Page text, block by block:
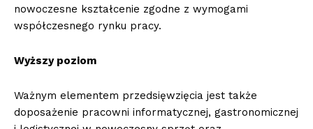
nowoczesne kształcenie zgodne z wymogami
współczesnego rynku pracy.
Wyższy poziom
Ważnym elementem przedsięwzięcia jest także
doposażenie pracowni informatycznej, gastronomicznej